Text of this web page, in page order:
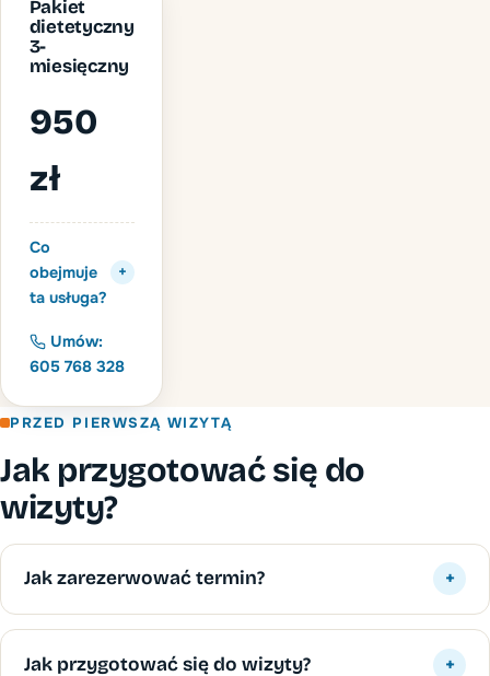
Pakiet
dietetyczny
3-
miesięczny
950
zł
Co
obejmuje
ta usługa?
+
Umów:
605 768 328
PRZED PIERWSZĄ WIZYTĄ
Jak przygotować się do
wizyty?
Jak zarezerwować termin? +
Jak przygotować się do wizyty? +